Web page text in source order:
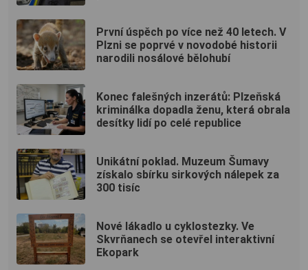
První úspěch po více než 40 letech. V
Plzni se poprvé v novodobé historii
narodili nosálové bělohubí
Konec falešných inzerátů: Plzeňská
kriminálka dopadla ženu, která obrala
desítky lidí po celé republice
Unikátní poklad. Muzeum Šumavy
získalo sbírku sirkových nálepek za
300 tisíc
Nové lákadlo u cyklostezky. Ve
Skvrňanech se otevřel interaktivní
Ekopark